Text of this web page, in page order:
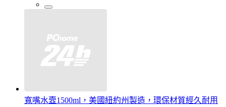
寬嘴水壼1500ml，美國紐約州製造，環保材質經久耐用